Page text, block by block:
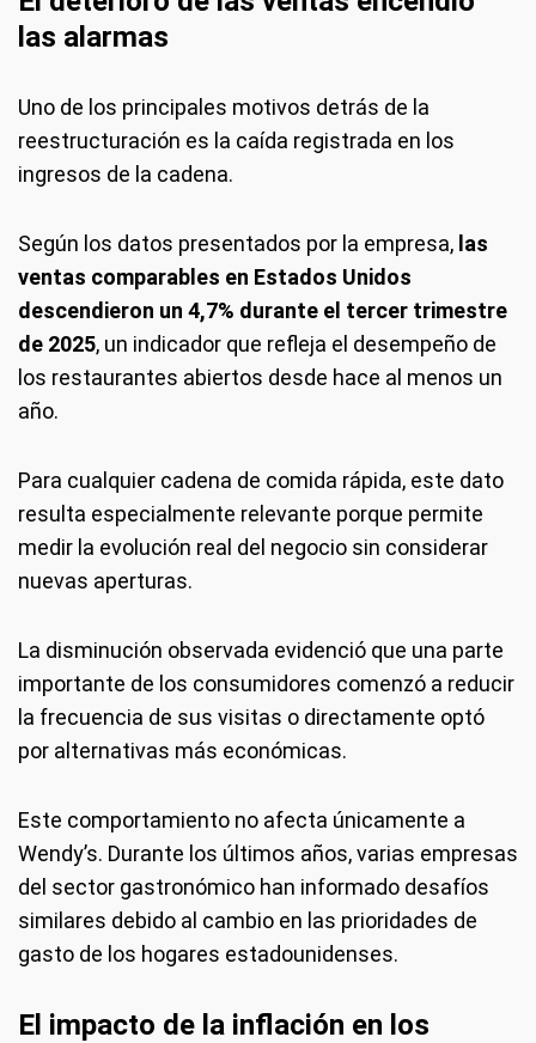
las alarmas
Uno de los principales motivos detrás de la
reestructuración es la caída registrada en los
ingresos de la cadena.
Según los datos presentados por la empresa, las
ventas comparables en Estados Unidos
descendieron un 4,7% durante el tercer trimestre
de 2025, un indicador que refleja el desempeño de
los restaurantes abiertos desde hace al menos un
año.
Para cualquier cadena de comida rápida, este dato
resulta especialmente relevante porque permite
medir la evolución real del negocio sin considerar
nuevas aperturas.
La disminución observada evidenció que una parte
importante de los consumidores comenzó a reducir
la frecuencia de sus visitas o directamente optó
por alternativas más económicas.
Este comportamiento no afecta únicamente a
Wendy’s. Durante los últimos años, varias empresas
del sector gastronómico han informado desafíos
similares debido al cambio en las prioridades de
gasto de los hogares estadounidenses.
El impacto de la inflación en los